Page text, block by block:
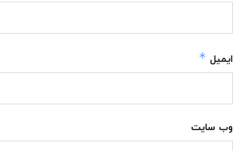
ایمیل *
وب‌ سایت